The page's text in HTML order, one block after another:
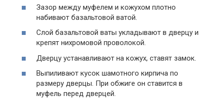
Зазор между муфелем и кожухом плотно
набивают базальтовой ватой.
Слой базальтовой ваты укладывают в дверцу и
крепят нихромовой проволокой.
Дверцу устанавливают на кожух, ставят замок.
Выпиливают кусок шамотного кирпича по
размеру дверцы. При обжиге он ставится в
муфель перед дверцей.